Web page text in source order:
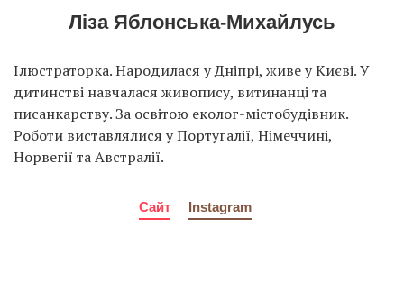
Ліза Яблонська-Михайлусь
Ілюстраторка. Народилася у Дніпрі, живе у Києві. У
дитинстві навчалася живопису, витинанці та
писанкарству. За освітою еколог-містобудівник.
Роботи виставлялися у Португалії, Німеччині,
Норвегії та Австралії.
Сайт Instagram